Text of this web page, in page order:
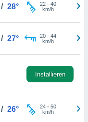
/ 28° 22- 40
km/h
/ 27° 20- 44
km/h
Installieren
/ 26° 24- 50
km/h